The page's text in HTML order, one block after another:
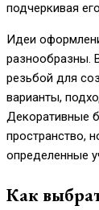
подчеркивая
Идеи
разнообразны.
резьбой для
варианты,
Декоративные
пространство,
определенные
Как